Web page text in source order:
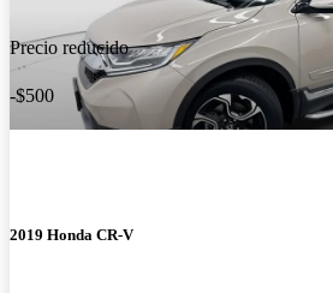
Precio reducido
-$500
2019 Honda CR-V